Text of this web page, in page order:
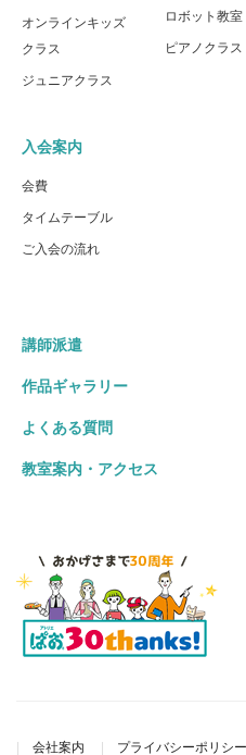
オンラインキッズ
クラス
ジュニアクラス
ロボット教室
ピアノクラス
入会案内
会費
タイムテーブル
ご入会の流れ
講師派遣
作品ギャラリー
よくある質問
教室案内・アクセス
会社案内 プライバシーポリシー